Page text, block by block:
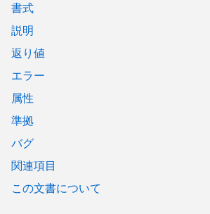
書式
説明
返り値
エラー
属性
準拠
バグ
関連項目
この文書について